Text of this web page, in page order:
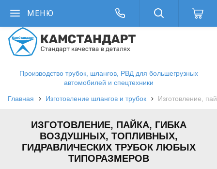
МЕНЮ
Производство трубок, шлангов, РВД для большегрузных
автомобилей и спецтехники
Главная Изготовление шлангов и трубок Изготовление,
ИЗГОТОВЛЕНИЕ, ПАЙКА, ГИБКА
ВОЗДУШНЫХ, ТОПЛИВНЫХ,
ГИДРАВЛИЧЕСКИХ ТРУБОК ЛЮБЫХ
ТИПОРАЗМЕРОВ